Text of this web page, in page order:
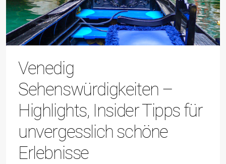
Venedig
Sehenswürdigkeiten –
Highlights, Insider Tipps für
unvergesslich schöne
Erlebnisse